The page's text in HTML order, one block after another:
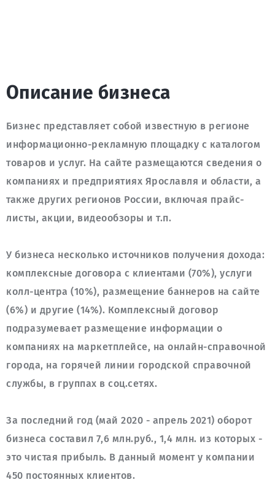
Описание бизнеса
Бизнес представляет собой известную в регионе
информационно-рекламную площадку с каталогом
товаров и услуг. На сайте размещаются сведения о
компаниях и предприятиях Ярославля и области, а
также других регионов России, включая прайс-
У бизнеса несколько источников получения дохода:
комплексные договора с клиентами (70%), услуги
колл-центра (10%), размещение баннеров на сайте
(6%) и другие (14%). Комплексный договор
подразумевает размещение информации о
компаниях на маркетплейсе, на онлайн-справочной
города, на горячей линии городской справочной
За последний год (май 2020 - апрель 2021) оборот
бизнеса составил 7,6 млн.руб., 1,4 млн. из которых -
это чистая прибыль. В данный момент у компании